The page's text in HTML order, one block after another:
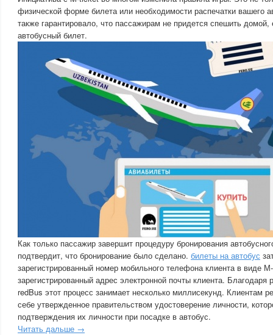
физической форме билета или необходимости распечатки вашего
также гарантировало, что пассажирам не придется спешить
автобусный билет.
Как только пассажир завершит процедуру бронирования
подтвердит, что бронирование было сделано. билеты на автобус
зарегистрированный номер мобильного телефона клиента в виде
зарегистрированный адрес электронной почты клиента.
redBus этот процесс занимает несколько миллисекунд. Клиентам
себе утвержденное правительством удостоверение личности,
подтверждения их личности при посадке в автобус.
Читать дальше →